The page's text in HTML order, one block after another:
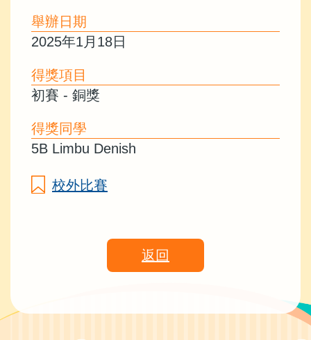
舉辦日期
2025年1月18日
得獎項目
初賽 - 銅獎
得獎同學
5B Limbu Denish
校外比賽
返回